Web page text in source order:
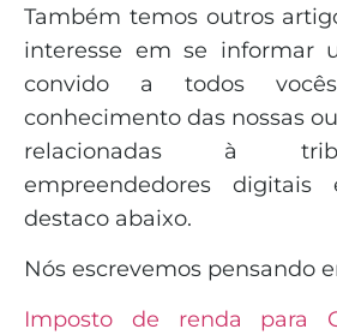
Também temos outros
interesse em se informar
convido a todos
conhecimento das nossas
relacionadas à
empreendedores
destaco abaixo.
Nós escrevemos pensando
Imposto de renda para